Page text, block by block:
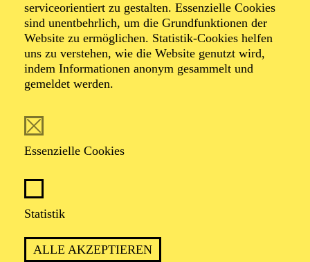
serviceorientiert zu gestalten. Essenzielle Cookies
sind unentbehrlich, um die Grundfunktionen der
Website zu ermöglichen. Statistik-Cookies helfen
uns zu verstehen, wie die Website genutzt wird,
indem Informationen anonym gesammelt und
gemeldet werden.
Essenzielle Cookies
Statistik
ALLE AKZEPTIEREN
Foto: Björn Hickmann
Patrick Jaskolka
seiner Generation. Seine Arbeit umfasst